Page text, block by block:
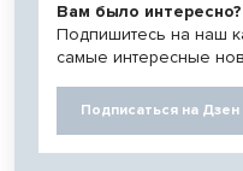
Вам было интересно?
Подпишитесь на наш
самые интересные
Подписаться на Дзен